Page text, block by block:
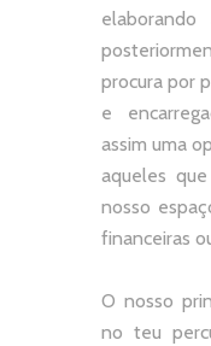
procura por
e
assim uma
aqueles
nosso
financeiras
O nosso
no teu